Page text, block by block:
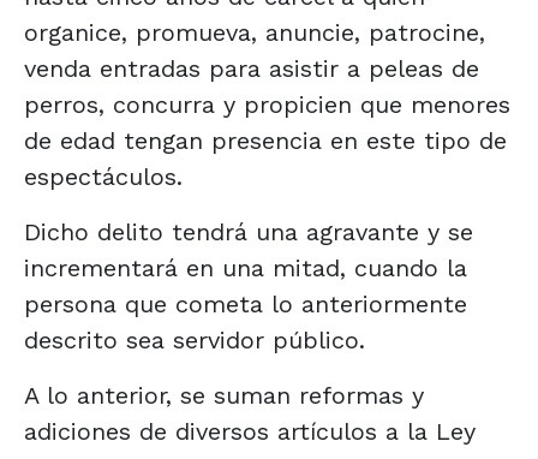
organice, promueva, anuncie, patrocine,
venda entradas para asistir a peleas de
perros, concurra y propicien que menores
de edad tengan presencia en este tipo de
espectáculos.
Dicho delito tendrá una agravante y se
incrementará en una mitad, cuando la
persona que cometa lo anteriormente
descrito sea servidor público.
A lo anterior, se suman reformas y
adiciones de diversos artículos a la Ley